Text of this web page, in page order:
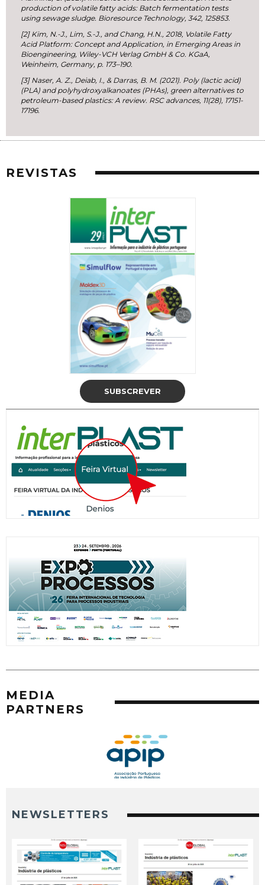
production of volatile fatty acids: Batch fermentation tests
using sewage sludge. Bioresource Technology, 342, 125853.
[2] Kim, N.-J., Lim, S.-J., and Chang, H.N., 2018, Volatile Fatty
Acid Platform: Concept and Application, in Emerging Areas in
Bioengineering, Wiley-VCH Verlag GmbH & Co. KGaA,
Weinheim, Germany, p. 173–190.
[3] Naser, A. Z., Deiab, I., & Darras, B. M. (2021). Poly (lactic acid)
(PLA) and polyhydroxyalkanoates (PHAs), green alternatives to
petroleum-based plastics: A review. RSC advances, 11(28), 17151-
17196.
REVISTAS
SUBSCREVER
MEDIA
PARTNERS
NEWSLETTERS